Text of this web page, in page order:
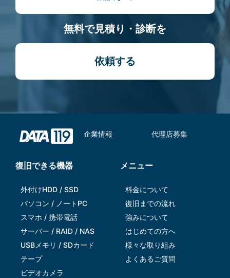
無料で見積り・診断を
依頼する
企業情報 代理店募集
復旧できる機器
外付けHDD / SSD
パソコン / ノートPC
スマホ / 携帯電話
サーバー / RAID / NAS
USBメモリ / SDカード
テープ
ビデオカメラ
メニュー
料金について
復旧までの流れ
強みについて
はじめての方へ
様々な取り組み
よくあるご質問